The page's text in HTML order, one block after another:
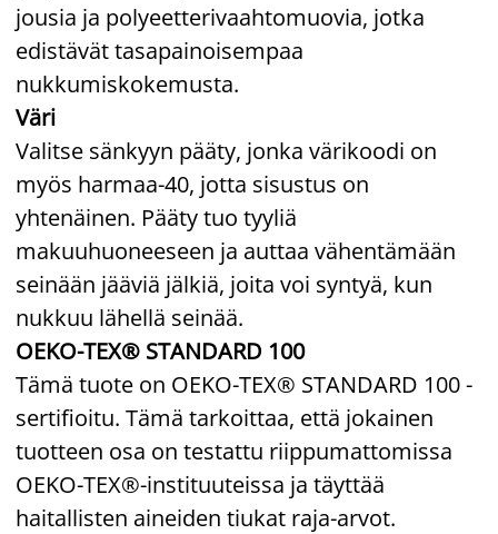
jousia ja polyeetterivaahtomuovia, jotka
edistävät tasapainoisempaa
nukkumiskokemusta.
Väri
Valitse sänkyyn pääty, jonka värikoodi on
myös harmaa-40, jotta sisustus on
yhtenäinen. Pääty tuo tyyliä
makuuhuoneeseen ja auttaa vähentämään
seinään jääviä jälkiä, joita voi syntyä, kun
nukkuu lähellä seinää.
OEKO-TEX® STANDARD 100
Tämä tuote on OEKO-TEX® STANDARD 100 -
sertifioitu. Tämä tarkoittaa, että jokainen
tuotteen osa on testattu riippumattomissa
OEKO-TEX®-instituuteissa ja täyttää
haitallisten aineiden tiukat raja-arvot.